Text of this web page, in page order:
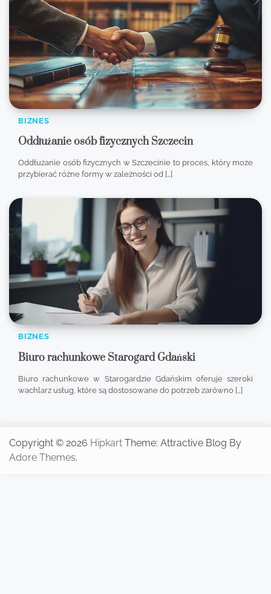
BIZNES
Oddłużanie osób fizycznych Szczecin
Oddłużanie osób fizycznych w Szczecinie to proces, który może
przybierać różne formy w zależności od […]
BIZNES
Biuro rachunkowe Starogard Gdański
Biuro rachunkowe w Starogardzie Gdańskim oferuje szeroki
wachlarz usług, które są dostosowane do potrzeb zarówno […]
Copyright © 2026 Hipkart Theme: Attractive Blog By
Adore Themes.